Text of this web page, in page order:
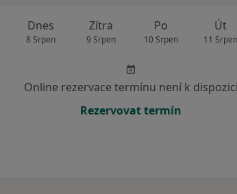
Dnes
8 Srpen
Zítra
9 Srpen
Po
10 Srpen
Út
11 Srpen
Online rezervace termínu není k dispozici
Rezervovat termín